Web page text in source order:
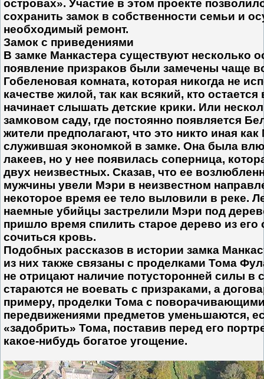
островах». Участие в этом проекте
сохранить замок в собственности семьи и
необходимый ремонт.
Замок с приведениями
В замке Манкастера существуют несколько
появление призраков были замечены чаще
Гобеленовая комната, которая никогда не
качестве жилой, так как всякий, кто остается
начинает слышать детские крики. Или
замковом саду, где постоянно появляется
жители предполагают, что это никто иная
служившая экономкой в замке. Она была
лакеев, но у нее появилась соперница,
двух неизвестных. Сказав, что ее
мужчины увели Мэри в неизвестном
некоторое время ее тело выловили в реке.
наемные убийцы застрелили Мэри под
пришло время спилить старое дерево из
сочиться кровь.
Подобных рассказов в истории замка
из них также связаны с проделками Тома
не отрицают наличие потусторонней силы в
стараются не воевать с призраками, а
примеру, проделки Тома с
передвижениями предметов уменьшаются,
«задобрить» Тома, поставив перед его
какое-нибудь богатое угощение.